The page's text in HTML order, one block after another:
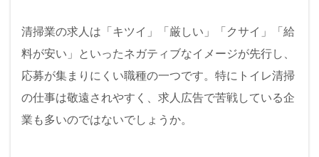
o
o
k
清掃業の求人は「キツイ」「厳しい」「クサイ」「給
料が安い」といったネガティブなイメージが先行し、
応募が集まりにくい職種の一つです。特にトイレ清掃
の仕事は敬遠されやすく、求人広告で苦戦している企
業も多いのではないでしょうか。